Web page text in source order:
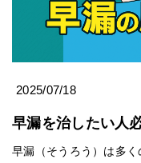
2025/07/18
早漏を治したい人
早漏（そうろう）は多